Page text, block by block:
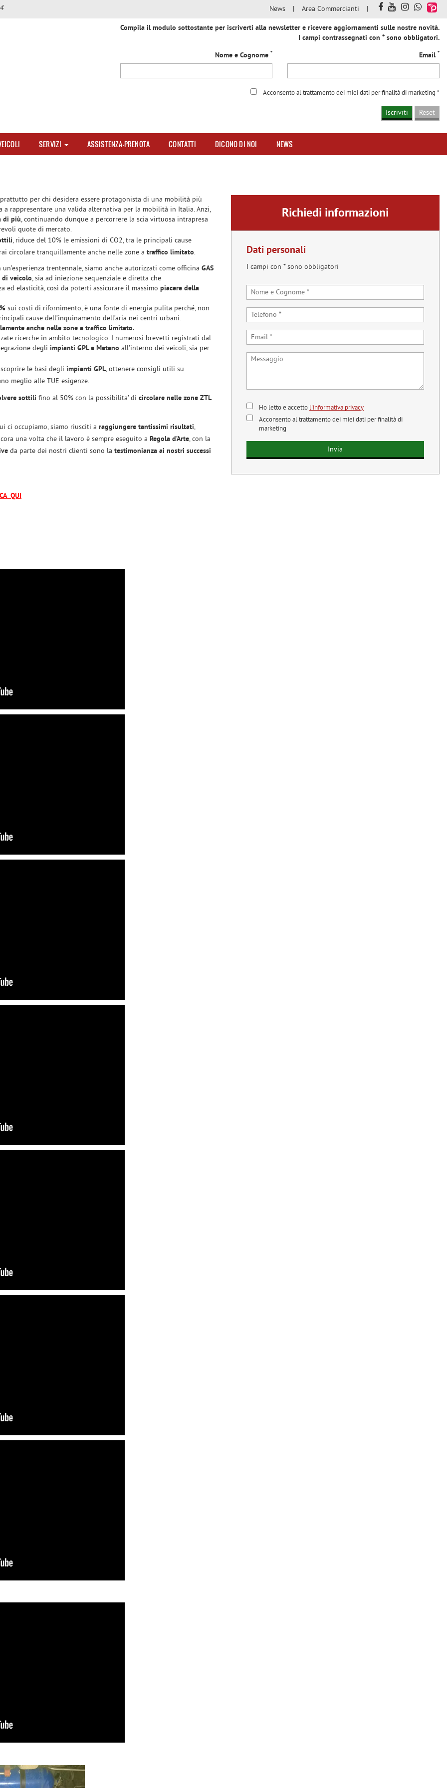
News Area Commercianti
Compila il modulo sottostante per iscriverti alla newsletter e ricevere aggiornamenti sulle nostre novità.
I campi contrassegnati con * sono obbligatori.
Nome e Cognome * Email *
Acconsento al trattamento dei miei dati per finalità di marketing *
SERVIZI ASSISTENZA-PRENOTA CONTATTI DICONO DI NOI NEWS
per chi desidera essere protagonista di una mobilità più
a rappresentare una valida alternativa per la mobilità in Italia. Anzi,
di più, continuando dunque a percorrere la scia virtuosa intrapresa
quote di mercato.
, riduce del 10% le emissioni di CO2, tra le principali cause
circolare tranquillamente anche nelle zone a traffico limitato.
trentennale, siamo anche autorizzati come officina GAS
veicolo, sia ad iniezione sequenziale e diretta che
elasticità, così da poterti assicurare il massimo piacere della
sui costi di rifornimento, è una fonte di energia pulita perché, non
cause dell’inquinamento dell’aria nei centri urbani.
anche nelle zone a traffico limitato.
ricerche in ambito tecnologico. I numerosi brevetti registrati dal
degli impianti GPL e Metano all’interno dei veicoli, sia per
le basi degli impianti GPL, ottenere consigli utili su
meglio alle TUE esigenze.
sottili fino al 50% con la possibilita’ di circolare nelle zone ZTL
ci occupiamo, siamo riusciti a raggiungere tantissimi risultati,
una volta che il lavoro è sempre eseguito a Regola d’Arte, con la
da parte dei nostri clienti sono la testimonianza ai nostri successi
QUI
Richiedi informazioni
Dati personali
I campi con * sono obbligatori
Ho letto e accetto l'informativa privacy
Acconsento al trattamento dei miei dati per finalità di
marketing